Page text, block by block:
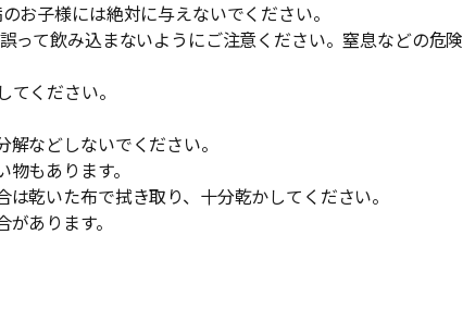
お子様には絶対に与えないでください。
て飲み込まないようにご注意ください。窒息などの危険
ください。
などしないでください。
もあります。
乾いた布で拭き取り、十分乾かしてください。
あります。